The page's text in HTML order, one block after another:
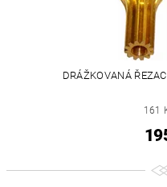
DRÁŽKOVANÁ
161